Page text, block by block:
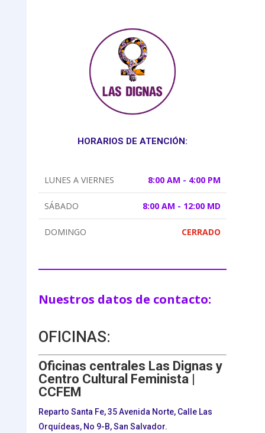
HORARIOS DE ATENCIÓN:
LUNES A VIERNES 8:00 AM - 4:00 PM
SÁBADO 8:00 AM - 12:00 MD
DOMINGO CERRADO
Nuestros datos de contacto:
OFICINAS:
Oficinas centrales Las Dignas y
Centro Cultural Feminista |
CCFEM
Reparto Santa Fe, 35 Avenida Norte, Calle Las
Orquídeas, No 9-B, San Salvador.